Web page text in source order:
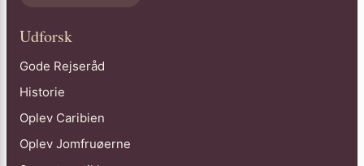
Udforsk
Gode Rejseråd
Historie
Oplev Caribien
Oplev Jomfruøerne